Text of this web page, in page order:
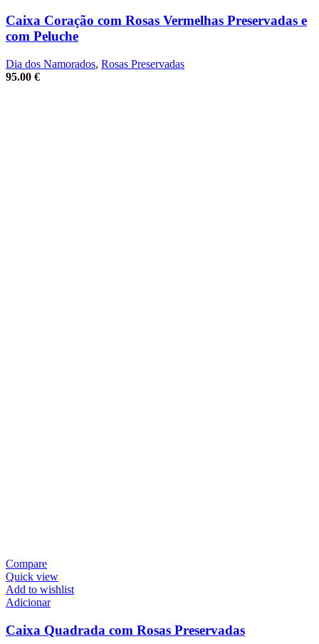
Caixa Coração com Rosas Vermelhas Preservadas e
com Peluche
Dia dos Namorados, Rosas Preservadas
95.00 €
Compare
Quick view
Add to wishlist
Adicionar
Caixa Quadrada com Rosas Preservadas